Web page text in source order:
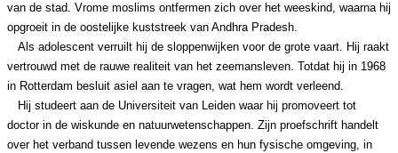
van de stad. Vrome moslims ontfermen zich over het weeskind, waarna hij
opgroeit in de oostelijke kuststreek van Andhra Pradesh.
Als adolescent verruilt hij de sloppenwijken voor de grote vaart. Hij raakt
vertrouwd met de rauwe realiteit van het zeemansleven. Totdat hij in 1968
in Rotterdam besluit asiel aan te vragen, wat hem wordt verleend.
Hij studeert aan de Universiteit van Leiden waar hij promoveert tot
doctor in de wiskunde en natuurwetenschappen. Zijn proefschrift handelt
over het verband tussen levende wezens en hun fysische omgeving, in